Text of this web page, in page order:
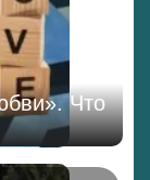
Что